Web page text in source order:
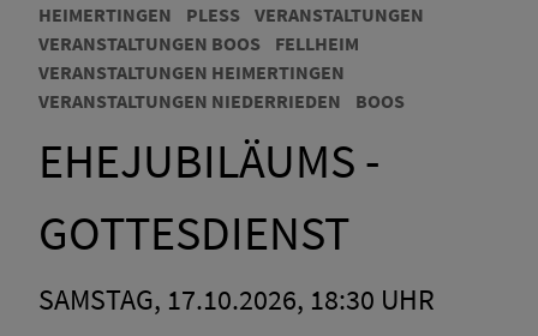
HEIMERTINGEN
PLESS
VERANSTALTUNGEN
VERANSTALTUNGEN BOOS
FELLHEIM
VERANSTALTUNGEN HEIMERTINGEN
VERANSTALTUNGEN NIEDERRIEDEN
BOOS
EHEJUBILÄUMS -
GOTTESDIENST
SAMSTAG, 17.10.2026, 18:30 UHR